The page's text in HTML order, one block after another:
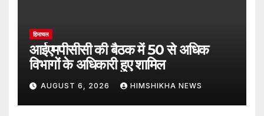
हिमाचल
आईएमपीसीसी की बैठक में 50 से अधिक
विभागों के अधिकारी हुए शामिल
AUGUST 6, 2026 HIMSHIKHA NEWS